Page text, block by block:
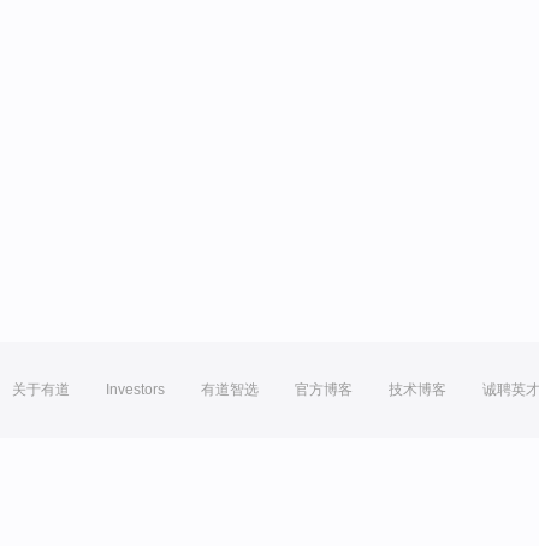
关于有道 Investors 有道智选 官方博客 技术博客 诚聘英才